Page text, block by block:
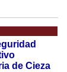
de Cieza